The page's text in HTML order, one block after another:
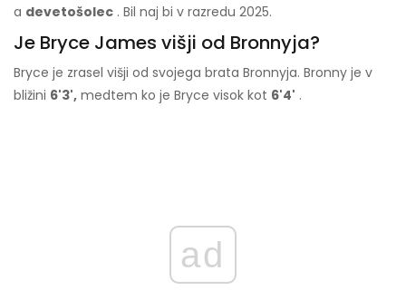
a devetošolec . Bil naj bi v razredu 2025.
Je Bryce James višji od Bronnyja?
Bryce je zrasel višji od svojega brata Bronnyja. Bronny je v
bližini 6'3', medtem ko je Bryce visok kot 6'4' .
ad